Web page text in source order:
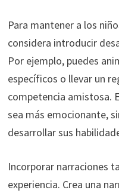
Para mantener a los
considera introducir
Por ejemplo, puedes
específicos o llevar un
competencia amistosa.
sea más emocionante,
desarrollar sus
Incorporar narraciones
experiencia. Crea una